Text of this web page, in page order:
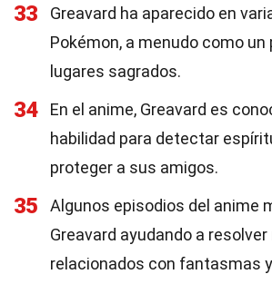
33
Greavard ha aparecido en
Pokémon, a menudo como
lugares sagrados.
34
En el anime, Greavard es
habilidad para detectar
proteger a sus amigos.
35
Algunos episodios del anime
Greavard ayudando a
relacionados con fantasmas